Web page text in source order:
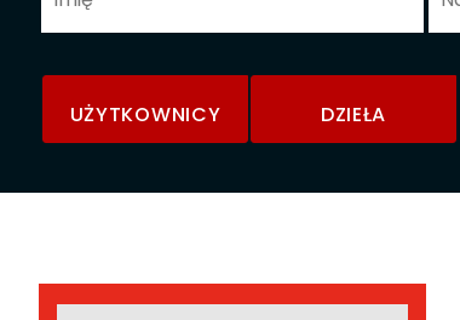
UŻYTKOWNICY DZIEŁA